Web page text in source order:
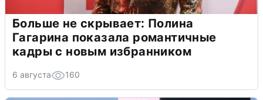
Больше не скрывает: Полина
Гагарина показала романтичные
кадры с новым избранником
6 августа 160